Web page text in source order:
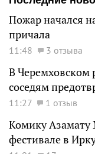
Пожар начался
причала
11:48 3 отзыва
В Черемховском
соседям
11:27 1 отзыв
Комику Азамату
фестивале в